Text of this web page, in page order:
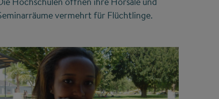
vermehrt für Flüchtlinge.